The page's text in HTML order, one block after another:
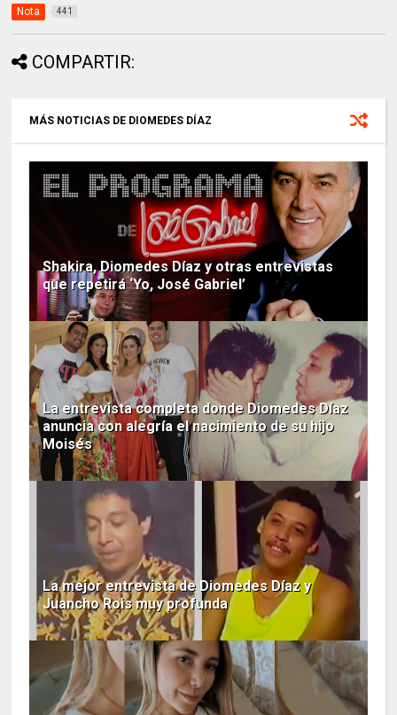
Nota 441
COMPARTIR:
MÁS NOTICIAS DE DIOMEDES DÍAZ
Shakira, Diomedes Díaz y otras entrevistas
que repetirá ‘Yo, José Gabriel’
La entrevista completa donde Diomedes Díaz
anuncia con alegría el nacimiento de su hijo
Moisés
La mejor entrevista de Diomedes Díaz y
Juancho Rois muy profunda